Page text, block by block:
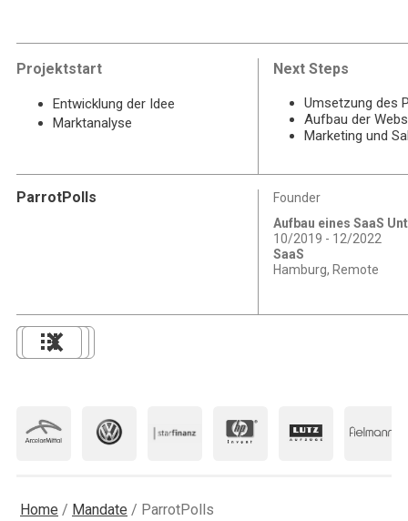
Projektstart Next Steps
Entwicklung der Idee
Marktanalyse
Umsetzung des
Aufbau der
Marketing und
Founder
Aufbau eines SaaS
10/2019 - 12/2022
SaaS
Hamburg, Remote
ParrotPolls
Home / Mandate / ParrotPolls